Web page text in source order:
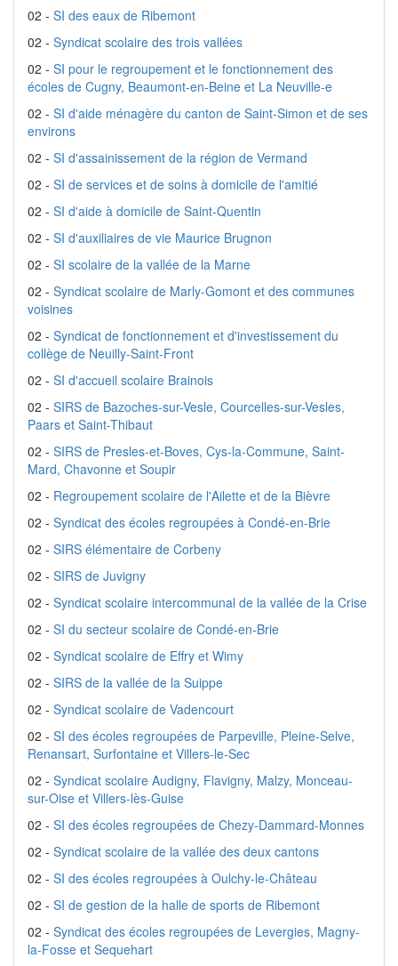
02 - SI des eaux de Ribemont
02 - Syndicat scolaire des trois vallées
02 - SI pour le regroupement et le fonctionnement des
écoles de Cugny, Beaumont-en-Beine et La Neuville-e
02 - SI d'aide ménagère du canton de Saint-Simon et de ses
environs
02 - SI d'assainissement de la région de Vermand
02 - SI de services et de soins à domicile de l'amitié
02 - SI d'aide à domicile de Saint-Quentin
02 - SI d'auxiliaires de vie Maurice Brugnon
02 - SI scolaire de la vallée de la Marne
02 - Syndicat scolaire de Marly-Gomont et des communes
voisines
02 - Syndicat de fonctionnement et d'investissement du
collège de Neuilly-Saint-Front
02 - SI d'accueil scolaire Brainois
02 - SIRS de Bazoches-sur-Vesle, Courcelles-sur-Vesles,
Paars et Saint-Thibaut
02 - SIRS de Presles-et-Boves, Cys-la-Commune, Saint-
Mard, Chavonne et Soupir
02 - Regroupement scolaire de l'Ailette et de la Bièvre
02 - Syndicat des écoles regroupées à Condé-en-Brie
02 - SIRS élémentaire de Corbeny
02 - SIRS de Juvigny
02 - Syndicat scolaire intercommunal de la vallée de la Crise
02 - SI du secteur scolaire de Condé-en-Brie
02 - Syndicat scolaire de Effry et Wimy
02 - SIRS de la vallée de la Suippe
02 - Syndicat scolaire de Vadencourt
02 - SI des écoles regroupées de Parpeville, Pleine-Selve,
Renansart, Surfontaine et Villers-le-Sec
02 - Syndicat scolaire Audigny, Flavigny, Malzy, Monceau-
sur-Oise et Villers-lès-Guise
02 - SI des écoles regroupées de Chezy-Dammard-Monnes
02 - Syndicat scolaire de la vallée des deux cantons
02 - SI des écoles regroupées à Oulchy-le-Château
02 - SI de gestion de la halle de sports de Ribemont
02 - Syndicat des écoles regroupées de Levergies, Magny-
la-Fosse et Sequehart